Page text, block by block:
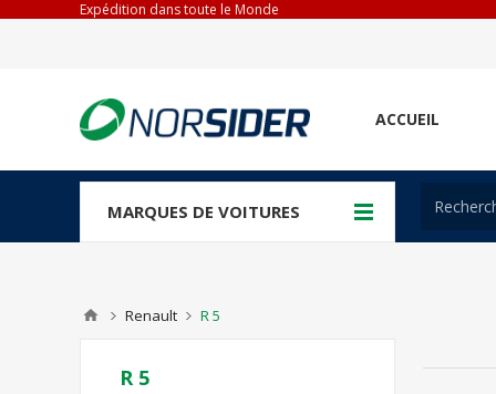
Expédition dans toute le Monde
ACCUEIL
MARQUES DE VOITURES
Renault R 5
R 5